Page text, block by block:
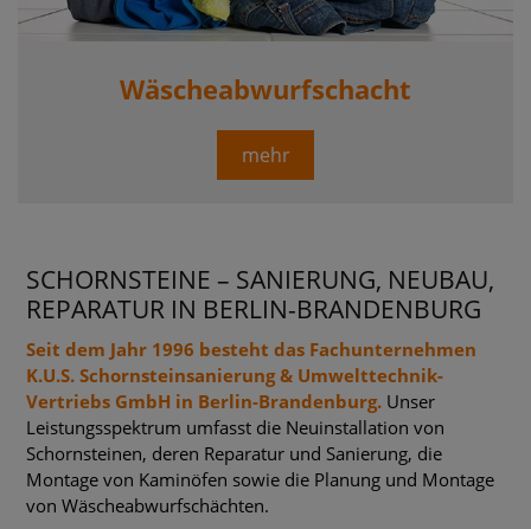
Wäscheabwurfschacht
mehr
SCHORNSTEINE – SANIERUNG, NEUBAU,
REPARATUR IN BERLIN-BRANDENBURG
Seit dem Jahr 1996 besteht das Fachunternehmen
K.U.S. Schornsteinsanierung & Umwelttechnik-
Vertriebs GmbH in Berlin-Brandenburg. Unser
Leistungsspektrum umfasst die Neuinstallation von
Schornsteinen, deren Reparatur und Sanierung, die
Montage von Kaminöfen sowie die Planung und Montage
von Wäscheabwurfschächten.